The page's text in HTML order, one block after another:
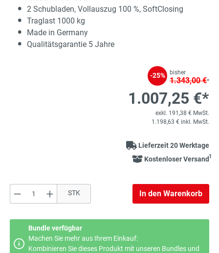
2 Schubladen, Vollauszug 100 %, SoftClosing
Traglast 1000 kg
Made in Germany
Qualitätsgarantie 5 Jahre
-25% bisher
1.343,00 €*
1.007,25 €*
exkl. 191,38 € MwSt.
1.198,63 € inkl. MwSt.
Lieferzeit 20 Werktage
Kostenloser Versand1
Produkt Anzahl: Gib den gewünschten
STK In den Warenkorb
Bundle verfügbar
Machen Sie mehr aus Ihrem Einkauf:
Kombinieren Sie dieses Produkt mit unseren Bundles und